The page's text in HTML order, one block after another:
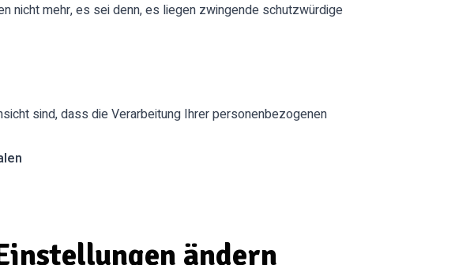
nicht mehr, es sei denn, es liegen zwingende schutzwürdige
sind, dass die Verarbeitung Ihrer personenbezogenen
ändern